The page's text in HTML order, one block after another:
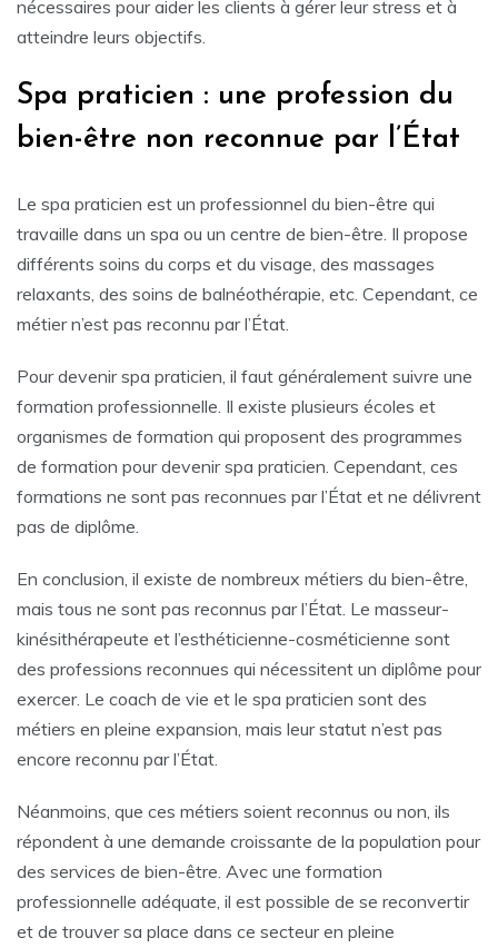
nécessaires pour aider les clients à gérer leur stress et à
atteindre leurs objectifs.
Spa praticien : une profession du
bien-être non reconnue par l’État
Le spa praticien est un professionnel du bien-être qui
travaille dans un spa ou un centre de bien-être. Il propose
différents soins du corps et du visage, des massages
relaxants, des soins de balnéothérapie, etc. Cependant, ce
métier n’est pas reconnu par l’État.
Pour devenir spa praticien, il faut généralement suivre une
formation professionnelle. Il existe plusieurs écoles et
organismes de formation qui proposent des programmes
de formation pour devenir spa praticien. Cependant, ces
formations ne sont pas reconnues par l’État et ne délivrent
pas de diplôme.
En conclusion, il existe de nombreux métiers du bien-être,
mais tous ne sont pas reconnus par l’État. Le masseur-
kinésithérapeute et l’esthéticienne-cosméticienne sont
des professions reconnues qui nécessitent un diplôme pour
exercer. Le coach de vie et le spa praticien sont des
métiers en pleine expansion, mais leur statut n’est pas
encore reconnu par l’État.
Néanmoins, que ces métiers soient reconnus ou non, ils
répondent à une demande croissante de la population pour
des services de bien-être. Avec une formation
professionnelle adéquate, il est possible de se reconvertir
et de trouver sa place dans ce secteur en pleine